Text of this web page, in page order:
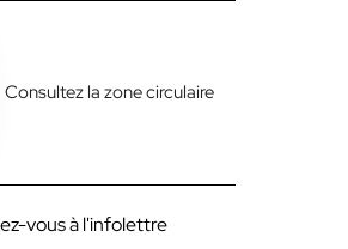
Consultez la zone circulaire
vous à l'infolettre